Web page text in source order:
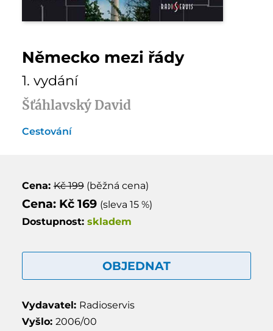
Německo mezi řády
1. vydání
Šťáhlavský David
Cestování
Cena:Kč 199(běžná cena)
Cena: Kč 169 (sleva 15 %)
Dostupnost: skladem
OBJEDNAT
Vydavatel: Radioservis
Vyšlo: 2006/00